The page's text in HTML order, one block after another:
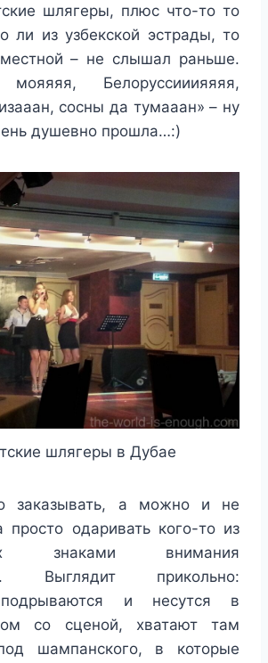
шлягеры, плюс что-то то
ли из узбекской эстрады, то
– не слышал раньше.
мояяяя, Белоруссииияяяя,
сосны да тумааан» – ну
душевно прошла…:)
шлягеры в Дубае
заказывать, а можно и не
просто одаривать кого-то из
знаками внимания
Выглядит прикольно:
и несутся в
со сценой, хватают там
шампанского, в которые